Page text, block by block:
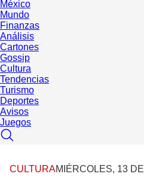
México
Mundo
Finanzas
Análisis
Cartones
Gossip
Cultura
Tendencias
Turismo
Deportes
Avisos
Juegos
CULTURAMIÉRCOLES, 13